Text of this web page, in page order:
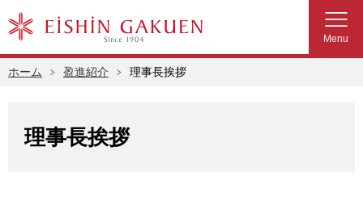
Menu
ホーム 盈進紹介 理事長挨拶
理事長挨拶